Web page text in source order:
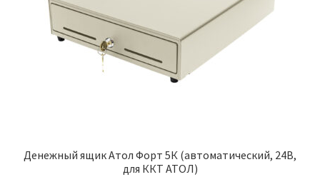
Денежный ящик Атол Форт 5К (автоматический, 24В,
для ККТ АТОЛ)